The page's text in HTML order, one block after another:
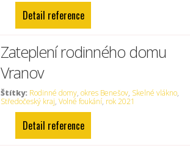
Detail reference
Zateplení rodinného domu
Vranov
Štítky: Rodinné domy,okres Benešov, Skelné vlákno,
Středočeský kraj,Volné foukání, rok 2021
Detail reference